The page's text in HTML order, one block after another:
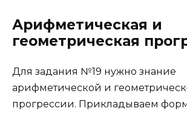
Арифметическая и
геометрическая
Для задания №19 нужно знание
арифметической и
прогрессии. Прикладываем